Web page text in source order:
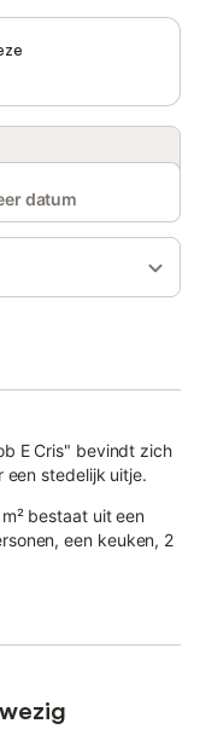
datum
E Cris" bevindt zich
een stedelijk uitje.
bestaat uit een
een keuken, 2
personen.